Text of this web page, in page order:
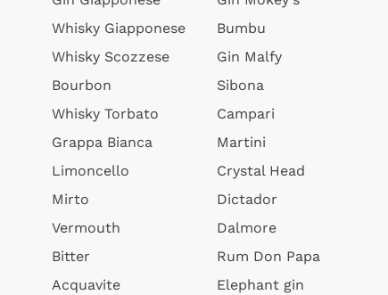
Whisky Giapponese
Whisky Scozzese
Bourbon
Whisky Torbato
Grappa Bianca
Limoncello
Mirto
Vermouth
Bitter
Acquavite
Bumbu
Gin Malfy
Sibona
Campari
Martini
Crystal Head
Dictador
Dalmore
Rum Don Papa
Elephant gin